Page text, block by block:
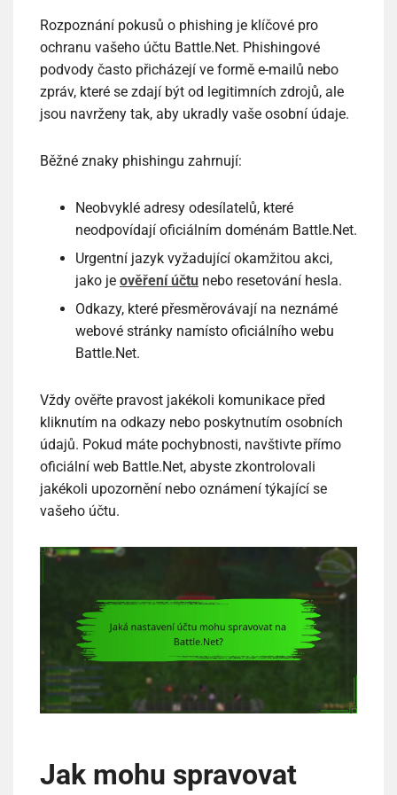
Rozpoznání pokusů o phishing je klíčové pro
ochranu vašeho účtu Battle.Net. Phishingové
podvody často přicházejí ve formě e-mailů nebo
zpráv, které se zdají být od legitimních zdrojů, ale
jsou navrženy tak, aby ukradly vaše osobní údaje.
Běžné znaky phishingu zahrnují:
Neobvyklé adresy odesílatelů, které
neodpovídají oficiálním doménám Battle.Net.
Urgentní jazyk vyžadující okamžitou akci,
jako je ověření účtu nebo resetování hesla.
Odkazy, které přesměrovávají na neznámé
webové stránky namísto oficiálního webu
Battle.Net.
Vždy ověřte pravost jakékoli komunikace před
kliknutím na odkazy nebo poskytnutím osobních
údajů. Pokud máte pochybnosti, navštivte přímo
oficiální web Battle.Net, abyste zkontrolovali
jakékoli upozornění nebo oznámení týkající se
vašeho účtu.
Jak mohu spravovat